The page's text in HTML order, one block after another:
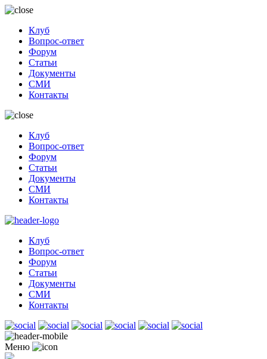
Клуб
Вопрос-ответ
Форум
Статьи
Документы
СМИ
Контакты
Клуб
Вопрос-ответ
Форум
Статьи
Документы
СМИ
Контакты
Клуб
Вопрос-ответ
Форум
Статьи
Документы
СМИ
Контакты
Меню